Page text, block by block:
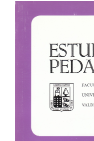
Barra
lateral
del
artículo